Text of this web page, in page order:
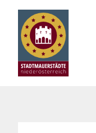
Zum
Inhalt
springen